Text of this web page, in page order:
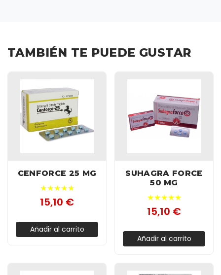
TAMBIÉN TE PUEDE GUSTAR
CENFORCE 25 MG
★★★★★
15,10 €
Añadir al carrito
SUHAGRA FORCE
50 MG
★★★★★
15,10 €
Añadir al carrito